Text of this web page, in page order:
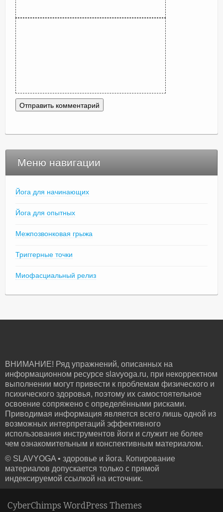
Меню навигации
Йога для начинающих
Йога для опытных
Межпозвонковая грыжа
Триггерные точки
Миофасциальный релиз
ВНИМАНИЕ! Ряд упражнений, описанных на
информационном ресурсе slavyoga.ru, при некорректном
выполнении могут привести к проблемам физического и
психического здоровья, поэтому их самостоятельное
освоение сопряжено с определёнными рисками.
Приводимая информация является всего лишь одной из
возможных интерпретаций эффективного
использования инструментов йоги и служит не более
чем ознакомительным и конспективным материалом.
© SLAVYOGA • здоровье и йога. Копирование
материалов допускается только с прямой
индексируемой ссылкой на источник.
CyberChimps WordPress Themes